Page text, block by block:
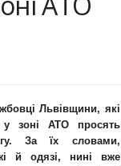
Львівщини, які
у зоні АТО просять
За їх словами,
й одязі, нині вже